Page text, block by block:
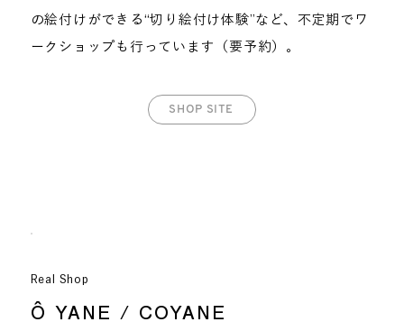
の絵付けができる“切り絵付け体験”など、不定期でワ
ークショップも行っています（要予約）。
SHOP SITE
Real Shop
Ô YANE / COYANE